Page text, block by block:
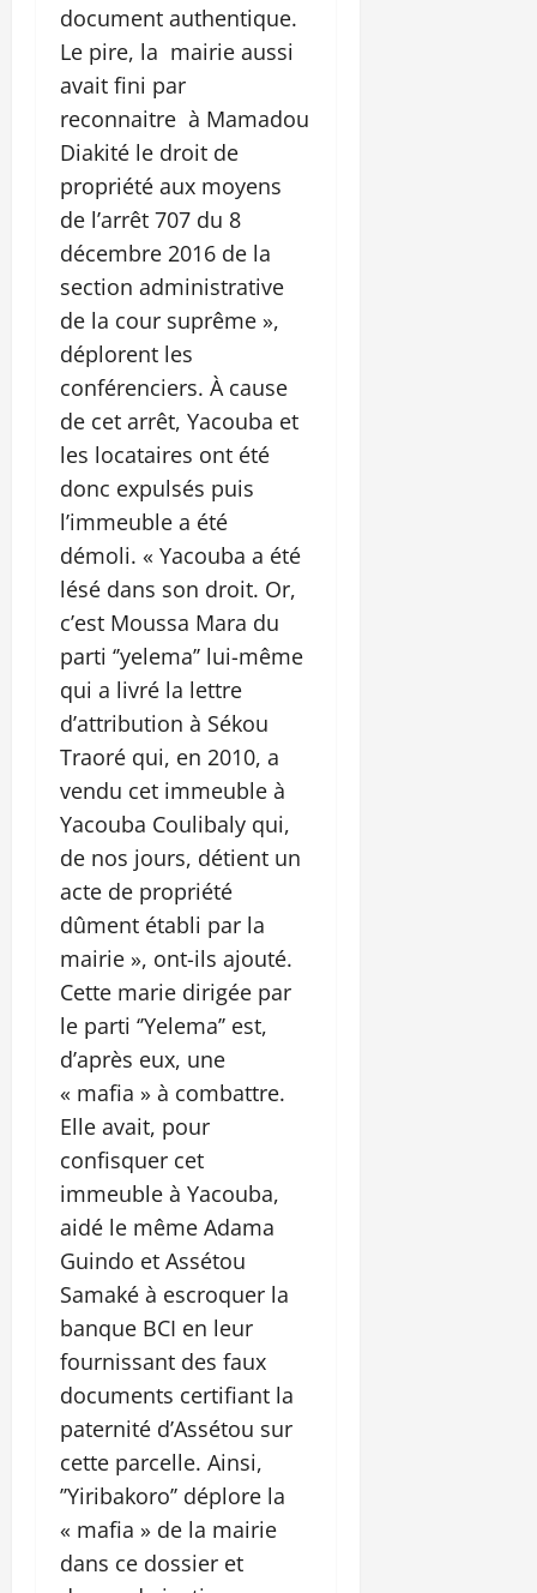
document authentique.
Le pire, la mairie aussi
avait fini par
reconnaitre à Mamadou
Diakité le droit de
propriété aux moyens
de l’arrêt 707 du 8
décembre 2016 de la
section administrative
de la cour suprême »,
déplorent les
conférenciers. À cause
de cet arrêt, Yacouba et
les locataires ont été
donc expulsés puis
l’immeuble a été
démoli. « Yacouba a été
lésé dans son droit. Or,
c’est Moussa Mara du
parti ‘’yelema’’ lui-même
qui a livré la lettre
d’attribution à Sékou
Traoré qui, en 2010, a
vendu cet immeuble à
Yacouba Coulibaly qui,
de nos jours, détient un
acte de propriété
dûment établi par la
mairie », ont-ils ajouté.
Cette marie dirigée par
le parti ‘’Yelema’’ est,
d’après eux, une
« mafia » à combattre.
Elle avait, pour
confisquer cet
immeuble à Yacouba,
aidé le même Adama
Guindo et Assétou
Samaké à escroquer la
banque BCI en leur
fournissant des faux
documents certifiant la
paternité d’Assétou sur
cette parcelle. Ainsi,
’’Yiribakoro’’ déplore la
« mafia » de la mairie
dans ce dossier et